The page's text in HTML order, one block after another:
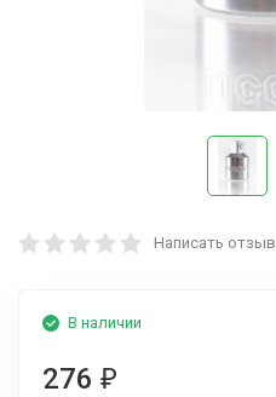
Написать отзыв
В наличии
276 ₽